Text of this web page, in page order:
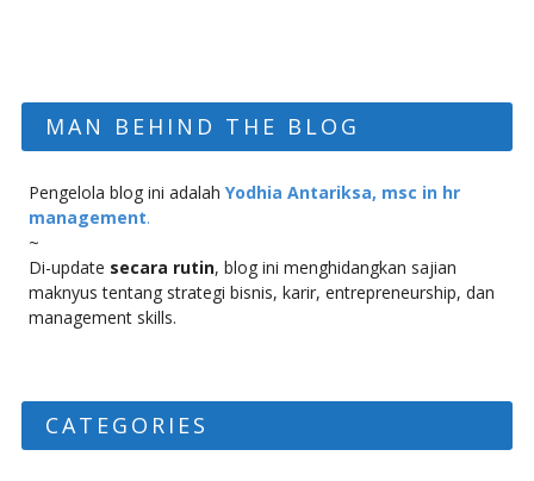
MAN BEHIND THE BLOG
Pengelola blog ini adalah Yodhia Antariksa, msc in hr
management.
~
Di-update secara rutin, blog ini menghidangkan sajian
maknyus tentang strategi bisnis, karir, entrepreneurship, dan
management skills.
CATEGORIES